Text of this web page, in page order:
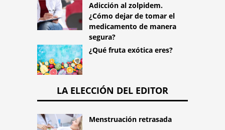
Adicción al zolpidem.
¿Cómo dejar de tomar el
medicamento de manera
segura?
¿Qué fruta exótica eres?
LA ELECCIÓN DEL EDITOR
Menstruación retrasada